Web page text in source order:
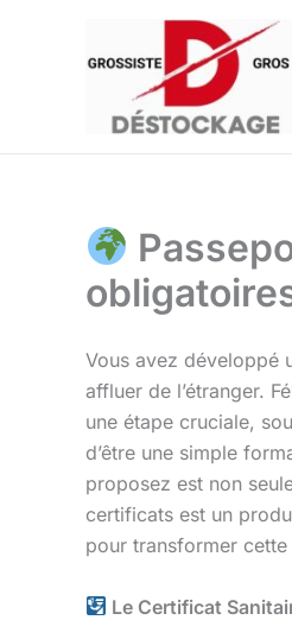
Vous avez développé
affluer de l’étranger.
une étape cruciale,
d’être une simple
proposez est non
certificats est un
pour transformer
Le Certificat